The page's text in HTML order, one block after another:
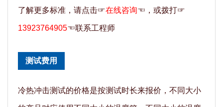
了解更多标准，请点击☞在线咨询☜，或拨打☞
13923764905☜联系工程师
测试费用
冷热冲击测试的价格是按测试时长来报价，不同大小